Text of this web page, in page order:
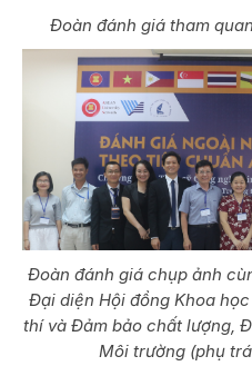
Đoàn đánh giá tham
Đoàn đánh giá chụp ảnh
Đại diện Hội đồng Khoa
thí và Đảm bảo chất lượng,
Môi trường (phụ